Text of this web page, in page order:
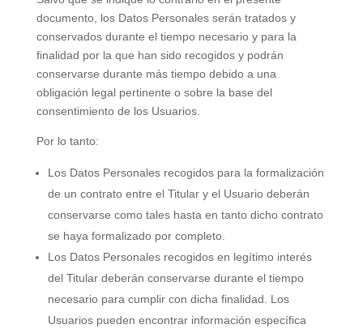
documento, los Datos Personales serán tratados y
conservados durante el tiempo necesario y para la
finalidad por la que han sido recogidos y podrán
conservarse durante más tiempo debido a una
obligación legal pertinente o sobre la base del
consentimiento de los Usuarios.
Por lo tanto:
Los Datos Personales recogidos para la formalización
de un contrato entre el Titular y el Usuario deberán
conservarse como tales hasta en tanto dicho contrato
se haya formalizado por completo.
Los Datos Personales recogidos en legítimo interés
del Titular deberán conservarse durante el tiempo
necesario para cumplir con dicha finalidad. Los
Usuarios pueden encontrar información específica